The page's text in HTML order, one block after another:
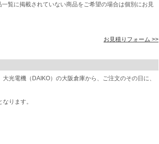
覧に掲載されていない商品をご希望の場合は個別にお見
お見積りフォーム >>
光電機（DAIKO）の大阪倉庫から、ご注文のその日に、
ります。